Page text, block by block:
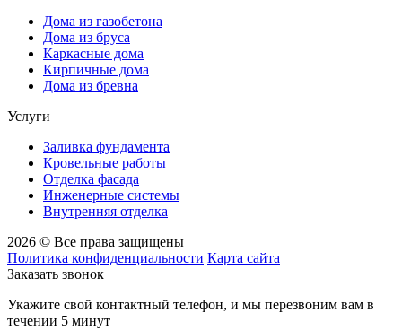
Дома из газобетона
Дома из бруса
Каркасные дома
Кирпичные дома
Дома из бревна
Услуги
Заливка фундамента
Кровельные работы
Отделка фасада
Инженерные системы
Внутренняя отделка
2026 © Все права защищены
Политика конфиденциальности Карта сайта
Заказать звонок
Укажите свой контактный телефон, и мы перезвоним вам в
течении 5 минут